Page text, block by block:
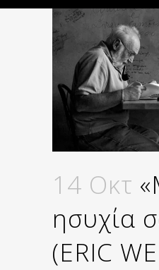
14 Οκτ
ησυχία
(ERIC